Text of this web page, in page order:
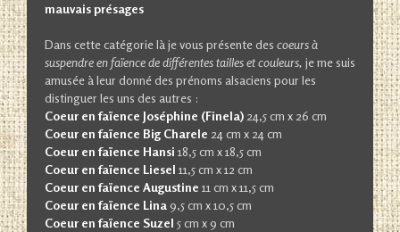
mauvais présages
Dans cette catégorie là je vous présente des coeurs à
suspendre en faïence de différentes tailles et couleurs, je me suis
amusée à leur donné des prénoms alsaciens pour les
distinguer les uns des autres :
Coeur en faïence Joséphine (Finela) 24,5 cm x 26 cm
Coeur en faïence Big Charele 24 cm x 24 cm
Coeur en faïence Hansi 18,5 cm x 18,5 cm
Coeur en faïence Liesel 11,5 cm x 12 cm
Coeur en faïence Augustine 11 cm x 11,5 cm
Coeur en faïence Lina9,5 cm x 10,5 cm
Coeur en faïence Suzel 5 cm x 9 cm